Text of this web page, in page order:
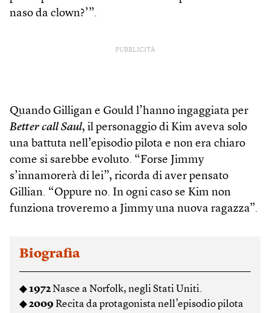
naso da clown?’”.
PUBBLICITÀ
Quando Gilligan e Gould l’hanno ingaggiata per
Better call Saul, il personaggio di Kim aveva solo
una battuta nell’episodio pilota e non era chiaro
come si sarebbe evoluto. “Forse Jimmy
s’innamorerà di lei”, ricorda di aver pensato
Gillian. “Oppure no. In ogni caso se Kim non
funziona troveremo a Jimmy una nuova ragazza”.
Biografia
◆1972 Nasce a Norfolk, negli Stati Uniti.
◆2009 Recita da protagonista nell’episodio pilota